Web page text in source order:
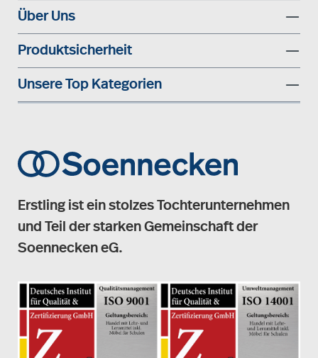
Über Uns
Produktsicherheit
Unsere Top Kategorien
Erstling ist ein stolzes Tochterunternehmen
und Teil der starken Gemeinschaft der
Soennecken eG.